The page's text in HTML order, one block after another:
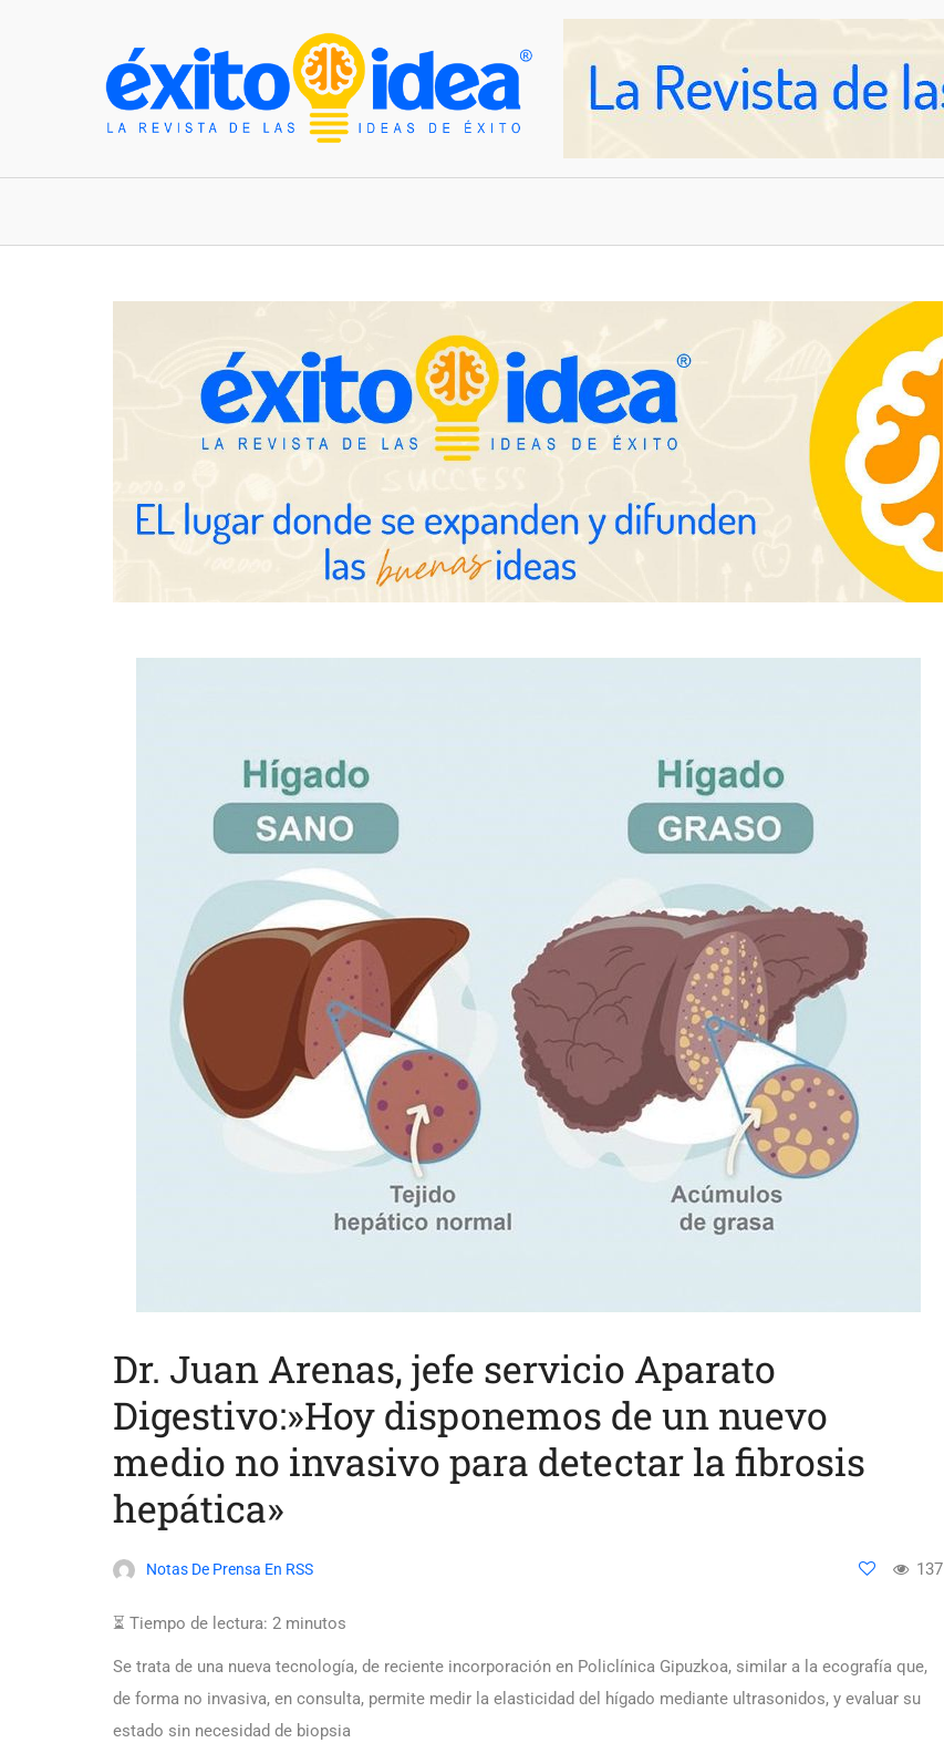
Dr. Juan Arenas, jefe servicio Aparato
Digestivo:»Hoy disponemos de un nuevo
medio no invasivo para detectar la fibrosis
hepática»
Notas De Prensa En RSS 137
⏳ Tiempo de lectura: 2 minutos
Se trata de una nueva tecnología, de reciente incorporación en Policlínica Gipuzkoa, similar a la ecografía que,
de forma no invasiva, en consulta, permite medir la elasticidad del hígado mediante ultrasonidos, y evaluar su
estado sin necesidad de biopsia